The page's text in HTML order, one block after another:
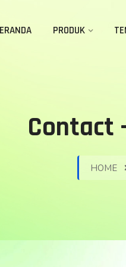
PRODUK
Contact
HOME